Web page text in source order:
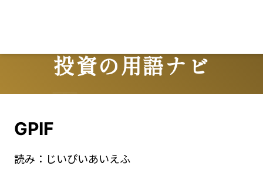
投資の用語ナビ
Terms
GPIF
読み： じいぴいあいえふ